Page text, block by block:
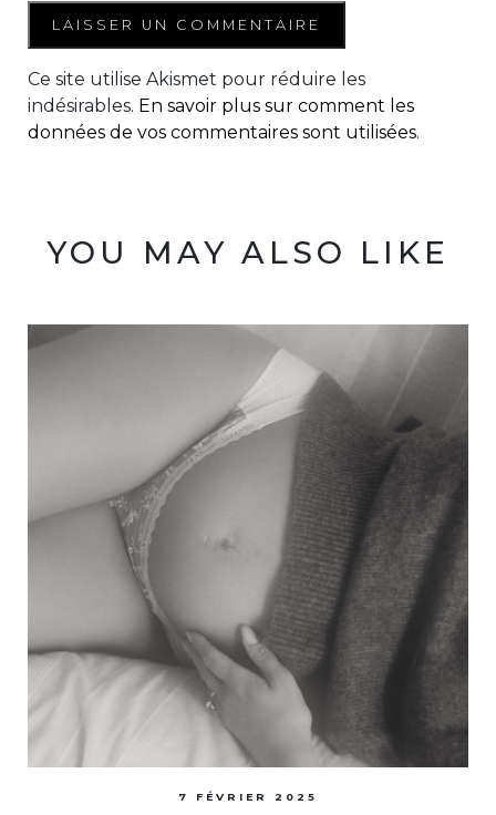
Ce site utilise Akismet pour réduire les
indésirables. En savoir plus sur comment les
données de vos commentaires sont utilisées.
YOU MAY ALSO LIKE
7 FÉVRIER 2025